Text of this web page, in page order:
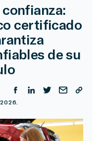
certificado
de su